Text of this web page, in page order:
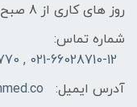
روز های کاری از 8 صبح الی 17 پاسخگوی شما هستیم
شماره تماس:
021-66028710-12 , 09306297770 , 09104948010
آدرس ایمیل: